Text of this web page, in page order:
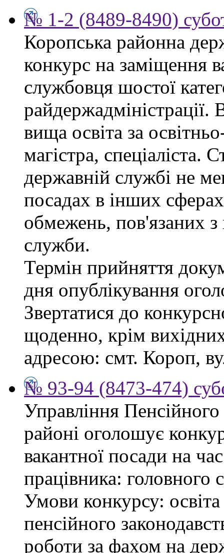
№ 1-2 (8489-8490)
Коропська районна
конкурс на заміщення
службовця шостої
вища освіта за
магістра, спеціаліста.
державній службі не
посадах в інших
обмежень, пов'язаних
служби.
Термін прийняття
дня опублікування
Звертатися до
щоденно, крім
адресою: смт. Короп,
№ 93-94 (8473-474)
Управління
районі оголошує
вакантної посади на
працівника: головного
Умови конкурсу:
пенсійного
роботи за фахом на